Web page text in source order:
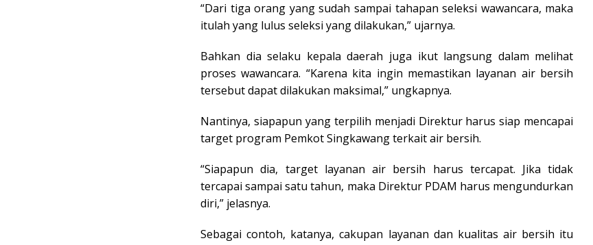
“Dari tiga orang yang sudah sampai tahapan seleksi wawancara, maka
itulah yang lulus seleksi yang dilakukan,” ujarnya.
Bahkan dia selaku kepala daerah juga ikut langsung dalam melihat
proses wawancara. “Karena kita ingin memastikan layanan air bersih
tersebut dapat dilakukan maksimal,” ungkapnya.
Nantinya, siapapun yang terpilih menjadi Direktur harus siap mencapai
target program Pemkot Singkawang terkait air bersih.
“Siapapun dia, target layanan air bersih harus tercapat. Jika tidak
tercapai sampai satu tahun, maka Direktur PDAM harus mengundurkan
diri,” jelasnya.
Sebagai contoh, katanya, cakupan layanan dan kualitas air bersih itu